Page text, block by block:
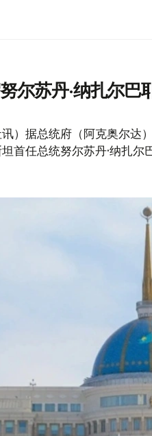
尔苏丹·纳扎尔巴
讯）据总统府（阿克奥尔达
首任总统努尔苏丹·纳扎尔